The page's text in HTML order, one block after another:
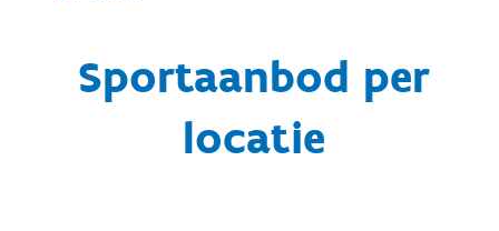
Sportaanbod per
locatie